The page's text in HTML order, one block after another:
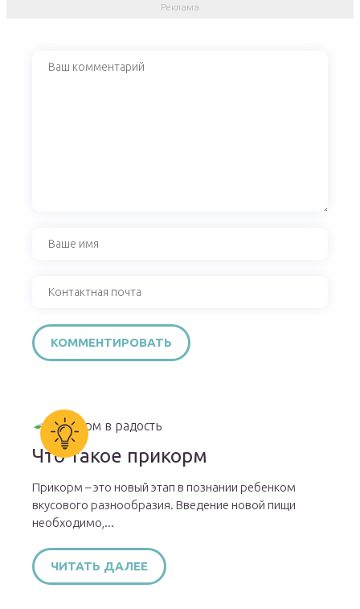
Что такое прикорм
Прикорм – это новый этап в познании ребенком
вкусового разнообразия. Введение новой пищи
необходимо,...
ЧИТАТЬ ДАЛЕЕ